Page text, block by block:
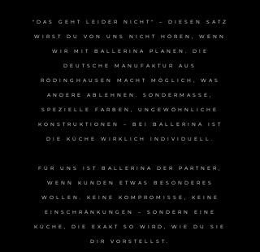
"DAS GEHT LEIDER NICHT" – DIESEN SATZ
WIRST DU VON UNS NICHT HÖREN, WENN
WIR MIT BALLERINA PLANEN. DIE
DEUTSCHE MANUFAKTUR AUS
RÖDINGHAUSEN MACHT MÖGLICH, WAS
ANDERE ABLEHNEN. SONDERMASSE,
SPEZIELLE FARBEN, UNGEWÖHNLICHE
KONSTRUKTIONEN – BEI BALLERINA IST
DIE KÜCHE WIRKLICH INDIVIDUELL.
FÜR UNS IST BALLERINA DER PARTNER,
WENN KUNDEN ETWAS BESONDERES
WOLLEN. KEINE KOMPROMISSE, KEINE
EINSCHRÄNKUNGEN – SONDERN EINE
KÜCHE, DIE EXAKT SO WIRD, WIE DU SIE
DIR VORSTELLST.